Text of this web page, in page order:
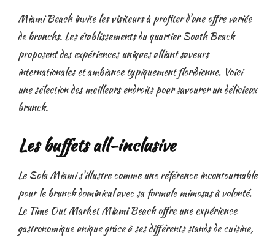
Miami Beach invite les visiteurs à profiter d'une offre variée
de brunchs. Les établissements du quartier South Beach
proposent des expériences uniques alliant saveurs
internationales et ambiance typiquement floridienne. Voici
une sélection des meilleurs endroits pour savourer un délicieux
brunch.
Les buffets all-inclusive
Le Sola Miami s'illustre comme une référence incontournable
pour le brunch dominical avec sa formule mimosas à volonté.
Le Time Out Market Miami Beach offre une expérience
gastronomique unique grâce à ses différents stands de cuisine,